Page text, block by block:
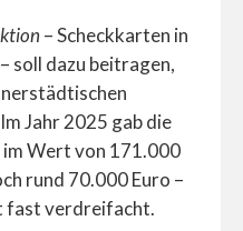
– Scheckkarten in
soll dazu beitragen,
Jahr 2025 gab die
Wert von 171.000
rund 70.000 Euro –
fast verdreifacht.